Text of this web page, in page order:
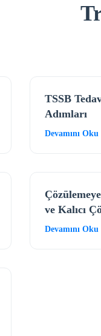
TSSB
Adımları
Devamını Oku
ve Kalıcı
Devamını Oku